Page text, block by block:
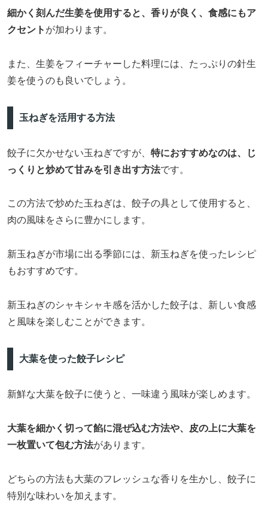
細かく刻んだ生姜を使用すると、香りが良く、食感にもア
クセント が加わります。
また、生姜をフィーチャーした料理には、たっぷりの針生
姜を使うのも良いでしょう。
玉ねぎを活用する方法
餃子に欠かせない玉ねぎですが、 特におすすめなのは、じ
っくりと炒めて甘みを引き出す方法です。
この方法で炒めた玉ねぎは、餃子の具として使用すると、
肉の風味をさらに豊かにします。
新玉ねぎが市場に出る季節には、新玉ねぎを使ったレシピ
もおすすめです。
新玉ねぎのシャキシャキ感を活かした餃子は、新しい食感
と風味を楽しむことができます。
大葉を使った餃子レシピ
新鮮な大葉を餃子に使うと、一味違う風味が楽しめます。
大葉を細かく切って餡に混ぜ込む方法や、皮の上に大葉を
一枚置いて包む方法があります。
どちらの方法も大葉のフレッシュな香りを生かし、餃子に
特別な味わいを加えます。